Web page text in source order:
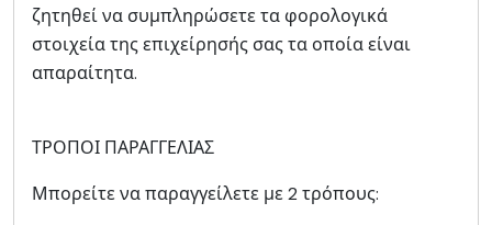
ζητηθεί να συμπληρώσετε τα φορολογικά
στοιχεία της επιχείρησής σας τα οποία είναι
απαραίτητα.
ΤΡΟΠΟΙ ΠΑΡΑΓΓΕΛΙΑΣ
Μπορείτε να παραγγείλετε με 2 τρόπους: